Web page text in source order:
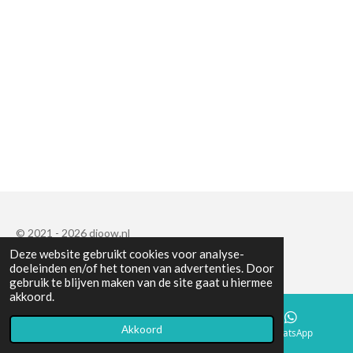
Deze website gebruikt cookies voor analyse-
doeleinden en/of het tonen van advertenties. Door
gebruik te blijven maken van de site gaat u hiermee
akkoord.
Akkoord
© 2021 - 2026 djoow.nl
Powered byJouwWeb
Instagram WhatsApp